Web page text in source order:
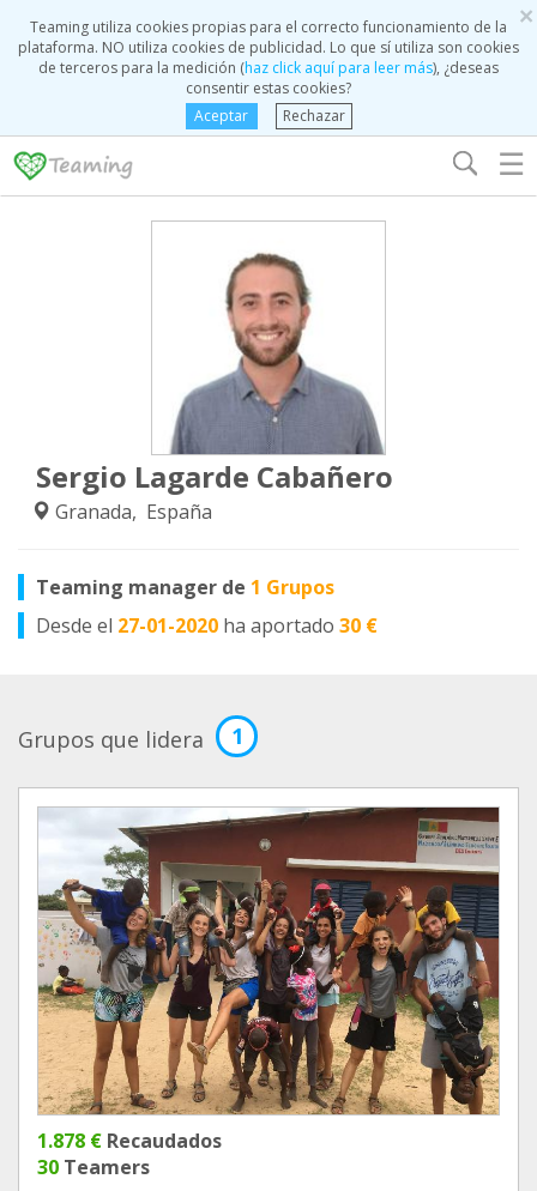
×
Teaming utiliza cookies propias para el correcto funcionamiento de la
plataforma. NO utiliza cookies de publicidad. Lo que sí utiliza son cookies
de terceros para la medición (haz click aquí para leer más), ¿deseas
consentir estas cookies?
Aceptar
Rechazar
☰
Sergio Lagarde Cabañero
Granada, España
Teaming manager de 1 Grupos
Desde el 27-01-2020 ha aportado 30 €
Grupos que lidera 1
1.878 € Recaudados
30 Teamers